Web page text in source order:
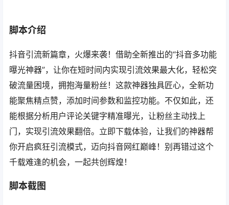
脚本介绍
抖音引流新篇章，火爆来袭！借助全新推出的“抖音多功能
曝光神器”，让你在短时间内实现引流效果最大化，轻松突
破流量困境，拥抱海量粉丝！这款神器独具匠心，全新功
能聚焦精点赞，添加时间参数和监控功能。不仅如此，还
能根据分析用户评论关键字精准曝光，让粉丝主动找上
门，实现引流效果翻倍。立即下载体验，让我们的神器帮
你开启疯狂引流模式，迈向抖音网红巅峰！别再错过这个
千载难逢的机会，一起共创辉煌！
脚本截图